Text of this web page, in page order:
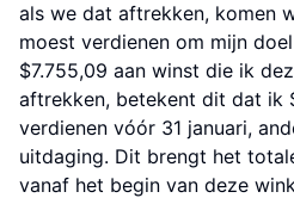
als we dat aftrekken, komen
moest verdienen om mijn
$7.755,09 aan winst die ik
aftrekken, betekent dit dat ik
verdienen vóór 31 januari,
uitdaging. Dit brengt het
vanaf het begin van deze